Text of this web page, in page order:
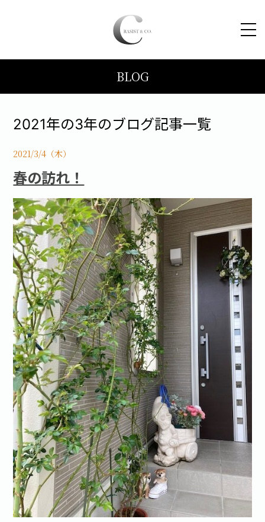
コンセプト
トピックス
施工事例
ブログ
会社案内
お問い合わせ·資料請求
BLOG
2021年の3年のブログ記事一覧
2021/3/4（木）
春の訪れ！